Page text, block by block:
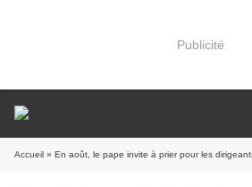
Publicité
Accueil » En août, le pape invite à prier pour les